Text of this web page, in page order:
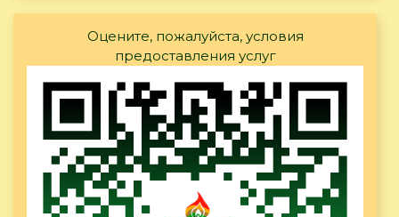
Оцените, пожалуйста, условия
предоставления услуг